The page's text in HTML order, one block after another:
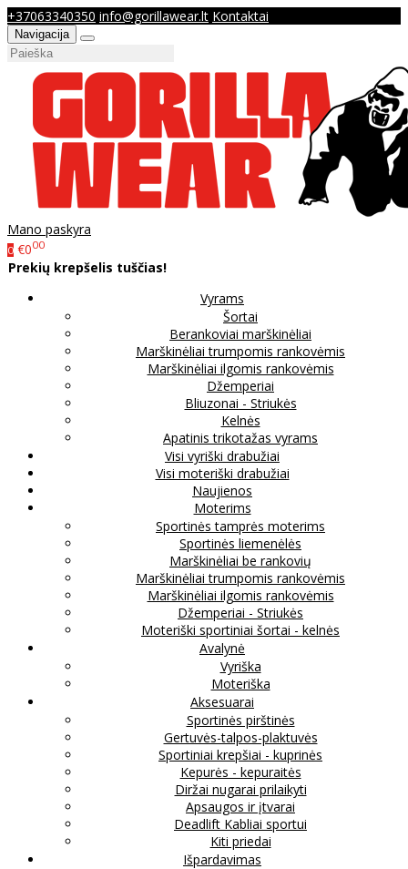
+37063340350 info@gorillawear.lt Kontaktai
Navigacija
Mano paskyra
0 €000
Prekių krepšelis tuščias!
Vyrams
Šortai
Berankoviai marškinėliai
Marškinėliai trumpomis rankovėmis
Marškinėliai ilgomis rankovėmis
Džemperiai
Bliuzonai - Striukės
Kelnės
Apatinis trikotažas vyrams
Visi vyriški drabužiai
Visi moteriški drabužiai
Naujienos
Moterims
Sportinės tamprės moterims
Sportinės liemenėlės
Marškinėliai be rankovių
Marškinėliai trumpomis rankovėmis
Marškinėliai ilgomis rankovėmis
Džemperiai - Striukės
Moteriški sportiniai šortai - kelnės
Avalynė
Vyriška
Moteriška
Aksesuarai
Sportinės pirštinės
Gertuvės-talpos-plaktuvės
Sportiniai krepšiai - kuprinės
Kepurės - kepuraitės
Diržai nugarai prilaikyti
Apsaugos ir įtvarai
Deadlift Kabliai sportui
Kiti priedai
Išpardavimas